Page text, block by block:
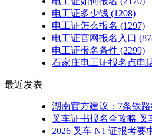
电工证多少钱 (1208)
电工证怎么报名 (1297)
电工证官网报名入口
电工证报名条件 (2299)
石家庄电工证报名点电
最近发表
湖南官方建议：7条铁路
叉车证书报名全攻略
2026 叉车 N1 证报考要